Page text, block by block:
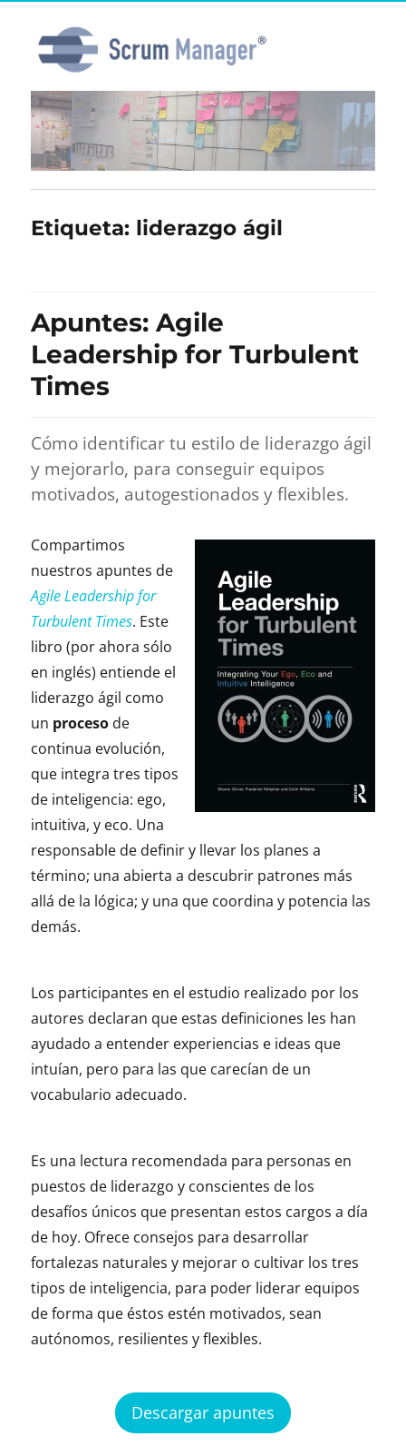
Etiqueta: liderazgo ágil
Apuntes: Agile
Leadership for Turbulent
Times
Cómo identificar tu estilo de liderazgo ágil
y mejorarlo, para conseguir equipos
motivados, autogestionados y flexibles.
Compartimos
nuestros apuntes de
Agile Leadership for
Turbulent Times. Este
libro (por ahora sólo
en inglés) entiende el
liderazgo ágil como
un proceso de
continua evolución,
que integra tres tipos
de inteligencia: ego,
intuitiva, y eco. Una
responsable de definir y llevar los planes a
término; una abierta a descubrir patrones más
allá de la lógica; y una que coordina y potencia las
demás.
Los participantes en el estudio realizado por los
autores declaran que estas definiciones les han
ayudado a entender experiencias e ideas que
intuían, pero para las que carecían de un
vocabulario adecuado.
Es una lectura recomendada para personas en
puestos de liderazgo y conscientes de los
desafíos únicos que presentan estos cargos a día
de hoy. Ofrece consejos para desarrollar
fortalezas naturales y mejorar o cultivar los tres
tipos de inteligencia, para poder liderar equipos
de forma que éstos estén motivados, sean
autónomos, resilientes y flexibles.
Descargar apuntes